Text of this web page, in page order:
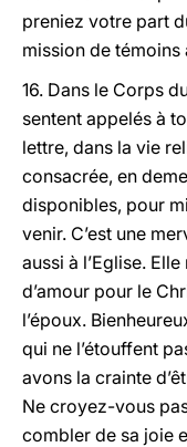
preniez votre part
mission de
16. Dans le Corps
sentent appelés à
lettre, dans la vie
consacrée, en
disponibles, pour
venir. C’est une
aussi à l’Eglise.
d’amour pour le
l’époux.
qui ne l’étouffent
avons la crainte
Ne croyez-vous
combler de sa joie